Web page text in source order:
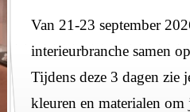
Van 21-23 september
interieurbranche samen
Tijdens deze 3 dagen zie
kleuren en materialen